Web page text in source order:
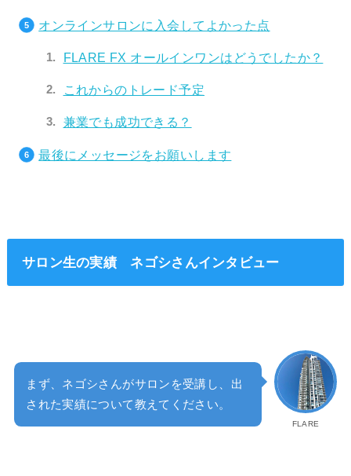
オンラインサロンに入会してよかった点
FLARE FX オールインワンはどうでしたか？
これからのトレード予定
兼業でも成功できる？
最後にメッセージをお願いします
サロン生の実績 ネゴシさんインタビュー
FLARE
まず、ネゴシさんがサロンを受講し、出
された実績について教えてください。